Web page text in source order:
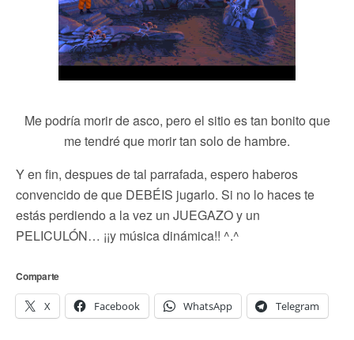
Me podría morir de asco, pero el sitio es tan bonito que
me tendré que morir tan solo de hambre.
Y en fin, despues de tal parrafada, espero haberos
convencido de que DEBÉIS jugarlo. Si no lo haces te
estás perdiendo a la vez un JUEGAZO y un
PELICULÓN… ¡¡y música dinámica!! ^.^
Comparte
X Facebook WhatsApp Telegram